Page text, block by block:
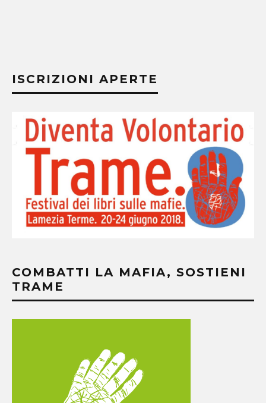
ISCRIZIONI APERTE
COMBATTI LA MAFIA, SOSTIENI
TRAME